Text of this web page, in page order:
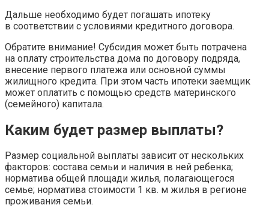
Дальше необходимо будет погашать ипотеку
в соответствии с условиями кредитного договора.
Обратите внимание! Субсидия может быть потрачена
на оплату строительства дома по договору подряда,
внесение первого платежа или основной суммы
жилищного кредита. При этом часть ипотеки заемщик
может оплатить с помощью средств материнского
(семейного) капитала.
Каким будет размер выплаты?
Размер социальной выплаты зависит от нескольких
факторов: состава семьи и наличия в ней ребенка;
норматива общей площади жилья, полагающегося
семье; норматива стоимости 1 кв. м жилья в регионе
проживания семьи.